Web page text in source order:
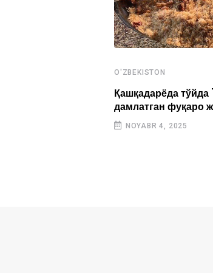
O'ZBEKISTON
Қашқадарёда
дамлатган фуқаро
NOYABR 4, 2025